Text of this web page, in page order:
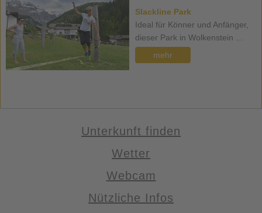
Slackline Park
Ideal für Könner und Anfänger,
dieser Park in Wolkenstein ...
mehr
Unterkunft finden
Wetter
Webcam
Nützliche Infos